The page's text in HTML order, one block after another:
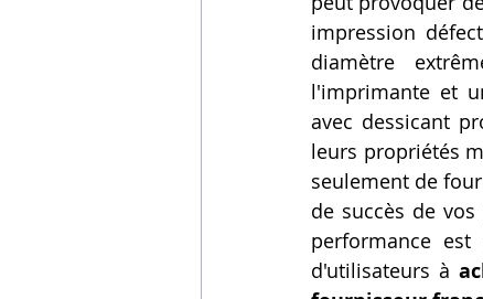
impression
diamètre
l'imprimante et
avec dessicant
leurs propriétés
seulement de
de succès de
performance
d'utilisateurs à